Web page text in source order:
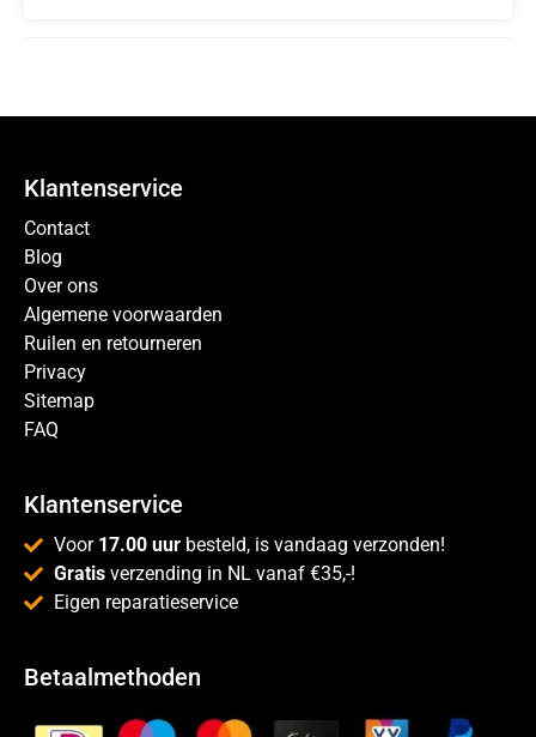
Klantenservice
Contact
Blog
Over ons
Algemene voorwaarden
Ruilen en retourneren
Privacy
Sitemap
FAQ
Klantenservice
Voor 17.00 uur besteld, is vandaag verzonden!
Gratis verzending in NL vanaf €35,-!
Eigen reparatieservice
Betaalmethoden